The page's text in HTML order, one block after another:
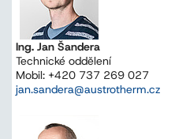
Ing. Jan Šandera
Technické oddělení
Mobil: +420 737 269 027
jan.sandera@austrotherm.cz